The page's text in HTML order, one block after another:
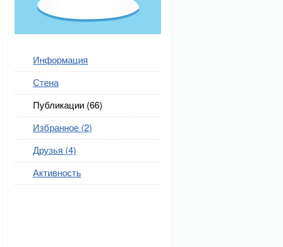
Информация
Стена
Публикации (66)
Избранное (2)
Друзья (4)
Активность